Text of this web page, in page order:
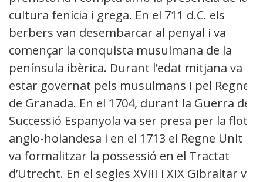
cultura fenícia i grega. En el 711 d.C. els
berbers van desembarcar al penyal i va
començar la conquista musulmana de la
península ibèrica. Durant l’edat mitjana va
estar governat pels musulmans i pel Regne
de Granada. En el 1704, durant la Guerra de
Successió Espanyola va ser presa per la flota
anglo-holandesa i en el 1713 el Regne Unit
va formalitzar la possessió en el Tractat
d’Utrecht. En el segles XVIII i XIX Gibraltar va